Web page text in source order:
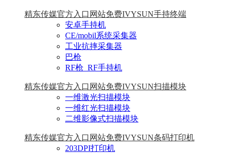
精东传媒官方入口网站免费IVYSUN手持终端
安卓手持机
CE/mobil系统采集器
工业抗摔采集器
巴枪
RF枪_RF手持机
精东传媒官方入口网站免费IVYSUN扫描模块
一维激光扫描模块
一维红光扫描模块
二维影像式扫描模块
精东传媒官方入口网站免费IVYSUN条码打印机
203DPI打印机